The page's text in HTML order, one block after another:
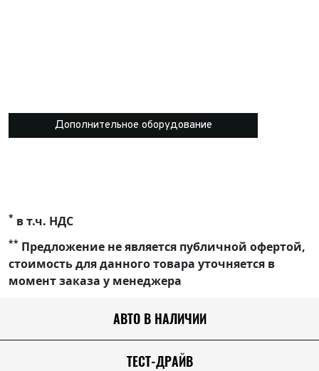
Дополнительное оборудование
* в т.ч. НДС
** Предложение не является публичной офертой,
стоимость для данного товара уточняется в
момент заказа у менеджера
АВТО В НАЛИЧИИ
ТЕСТ-ДРАЙВ